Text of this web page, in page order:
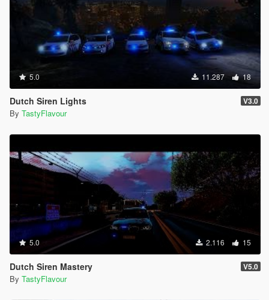
5.0 11.287 18
Dutch Siren Lights V3.0
By TastyFlavour
5.0 2.116 15
Dutch Siren Mastery V5.0
By TastyFlavour